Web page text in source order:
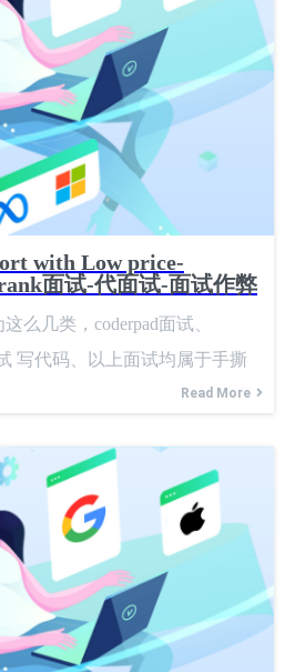
with Low price-
面试-代面试-面试作弊
么几类，coderpad面试、
写代码、以上面试均属于手撕
代码 作弊大概有以下几类方法
Read More